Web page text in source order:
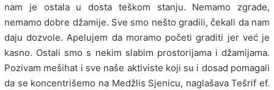
nam je ostala u dosta teškom stanju. Nemamo zgrade,
nemamo dobre džamije. Sve smo nešto gradili, čekali da nam
daju dozvole. Apelujem da moramo početi graditi jer već je
kasno. Ostali smo s nekim slabim prostorijama i džamijama.
Pozivam mešihat i sve naše aktiviste koji su i dosad pomagali
da se koncentrišemo na Medžlis Sjenicu, naglašava Tešrif ef.